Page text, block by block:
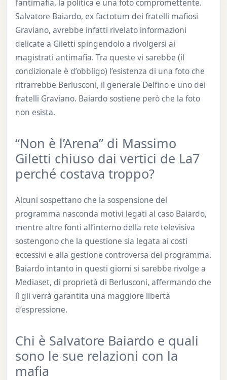
l’antimafia, la politica e una foto compromettente.
Salvatore Baiardo, ex factotum dei fratelli mafiosi
Graviano, avrebbe infatti rivelato informazioni
delicate a Giletti spingendolo a rivolgersi ai
magistrati antimafia. Tra queste vi sarebbe (il
condizionale è d’obbligo) l’esistenza di una foto che
ritrarrebbe Berlusconi, il generale Delfino e uno dei
fratelli Graviano. Baiardo sostiene però che la foto
non esista.
“Non è l’Arena” di Massimo
Giletti chiuso dai vertici de La7
perché costava troppo?
Alcuni sospettano che la sospensione del
programma nasconda motivi legati al caso Baiardo,
mentre altre fonti all’interno della rete televisiva
sostengono che la questione sia legata ai costi
eccessivi e alla gestione controversa del programma.
Baiardo intanto in questi giorni si sarebbe rivolge a
Mediaset, di proprietà di Berlusconi, affermando che
lì gli verrà garantita una maggiore libertà
d’espressione.
Chi è Salvatore Baiardo e quali
sono le sue relazioni con la
mafia